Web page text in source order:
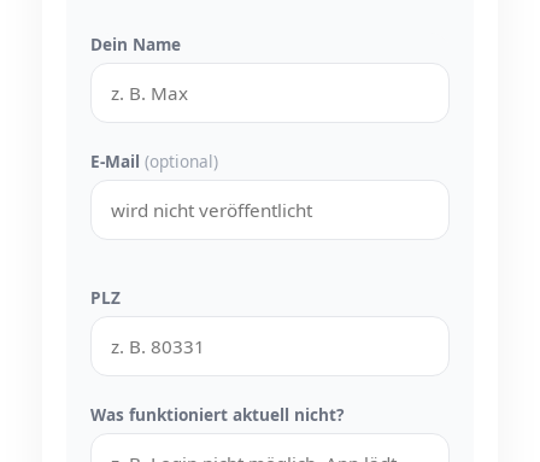
Dein Name
E-Mail (optional)
PLZ
Was funktioniert aktuell nicht?